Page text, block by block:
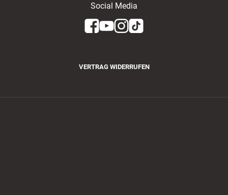
Social Media
VERTRAG WIDERRUFEN